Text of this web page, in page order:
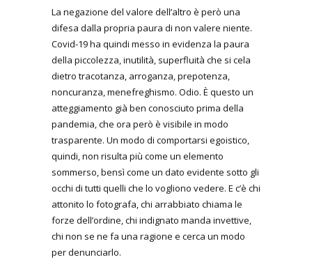
La negazione del valore dell’altro è però una
difesa dalla propria paura di non valere niente.
Covid-19 ha quindi messo in evidenza la paura
della piccolezza, inutilità, superfluità che si cela
dietro tracotanza, arroganza, prepotenza,
noncuranza, menefreghismo. Odio. È questo un
atteggiamento già ben conosciuto prima della
pandemia, che ora però è visibile in modo
trasparente. Un modo di comportarsi egoistico,
quindi, non risulta più come un elemento
sommerso, bensì come un dato evidente sotto gli
occhi di tutti quelli che lo vogliono vedere. E c’è chi
attonito lo fotografa, chi arrabbiato chiama le
forze dell’ordine, chi indignato manda invettive,
chi non se ne fa una ragione e cerca un modo
per denunciarlo.